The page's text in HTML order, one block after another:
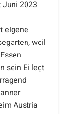
Juni 2023
eigene
weil
sein Ei legt
Austria